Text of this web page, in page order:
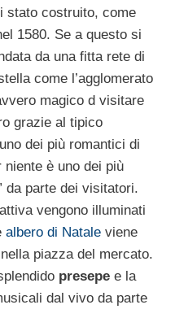
stato costruito, come
1580. Se a questo si
da una fitta rete di
come l’agglomerato
magico d visitare
grazie al tipico
dei più romantici di
è uno dei più
da parte dei visitatori.
vengono illuminati
albero di Natale viene
piazza del mercato.
presepe e la
dal vivo da parte